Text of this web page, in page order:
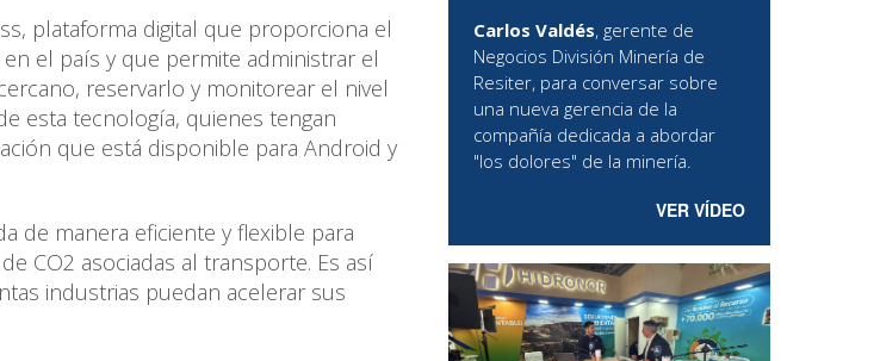
plataforma digital que proporciona el
el país y que permite administrar el
reservarlo y monitorear el nivel
esta tecnología, quienes tengan
que está disponible para Android y
de manera eficiente y flexible para
CO2 asociadas al transporte. Es así
industrias puedan acelerar sus
Carlos Valdés, gerente de
Negocios División Minería de
Resiter, para conversar sobre
una nueva gerencia de la
compañía dedicada a abordar
"los dolores" de la minería.
VER VÍDEO